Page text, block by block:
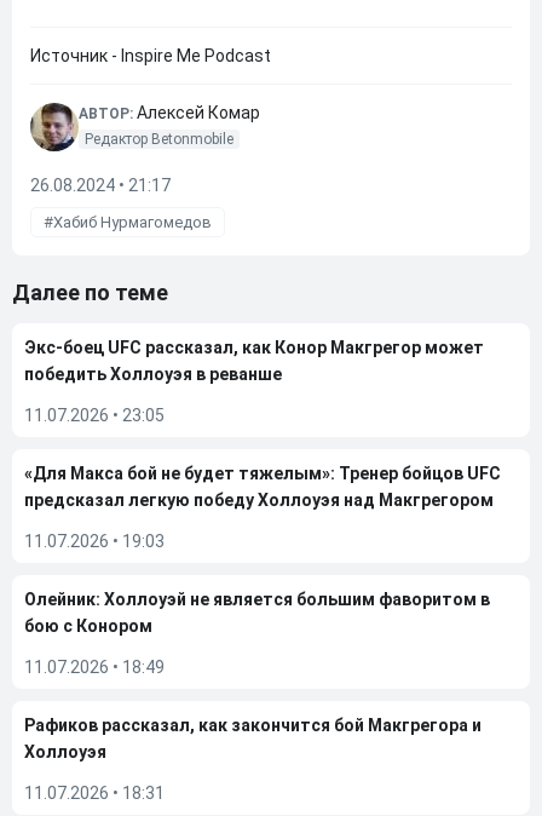
Источник - Inspire Me Podcast
АВТОР: Алексей Комар
Редактор Betonmobile
26.08.2024 • 21:17
Хабиб Нурмагомедов
Далее по теме
Экс-боец UFC рассказал, как Конор Макгрегор может
победить Холлоуэя в реванше
11.07.2026 • 23:05
«Для Макса бой не будет тяжелым»: Тренер бойцов UFC
предсказал легкую победу Холлоуэя над Макгрегором
11.07.2026 • 19:03
Олейник: Холлоуэй не является большим фаворитом в
бою с Конором
11.07.2026 • 18:49
Рафиков рассказал, как закончится бой Макгрегора и
Холлоуэя
11.07.2026 • 18:31